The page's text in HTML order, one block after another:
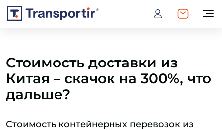
Стоимость доставки из
Китая – скачок на 300%, что
дальше?
Стоимость контейнерных перевозок из